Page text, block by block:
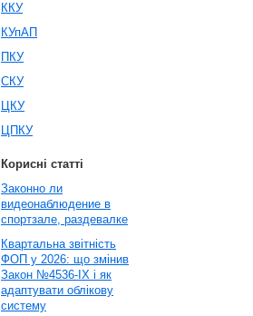
ККУ
КУпАП
ПКУ
СКУ
ЦКУ
ЦПКУ
Корисні статті
Законно ли
видеонаблюдение в
спортзале, раздевалке
Квартальна звітність
ФОП у 2026: що змінив
Закон №4536-IX і як
адаптувати облікову
систему